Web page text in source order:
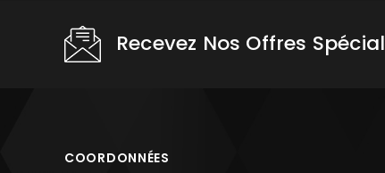
Recevez Nos Offres
COORDONNÉES